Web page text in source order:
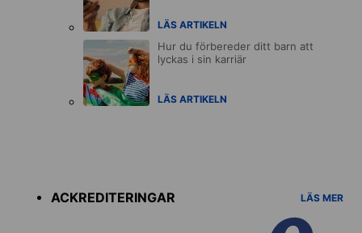
LÄS ARTIKELN
Hur du förbereder ditt barn att
lyckas i sin karriär
LÄS ARTIKELN
ACKREDITERINGAR
LÄS MER